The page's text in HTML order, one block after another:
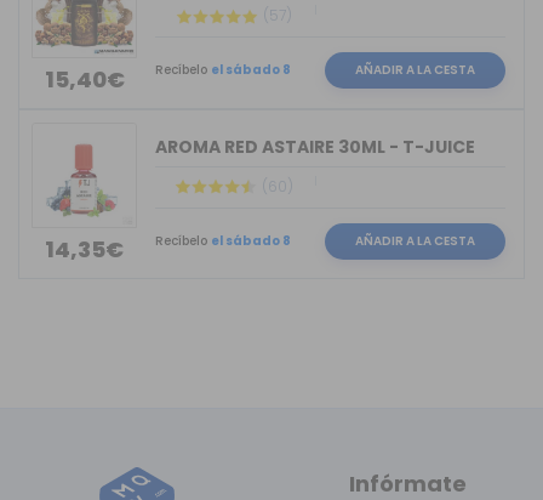
15,40€
(57)
Recíbelo el sábado 8 AÑADIR A LA CESTA
14,35€
AROMA RED ASTAIRE 30ML - T-JUICE
(60)
Recíbelo el sábado 8 AÑADIR A LA CESTA
Infórmate